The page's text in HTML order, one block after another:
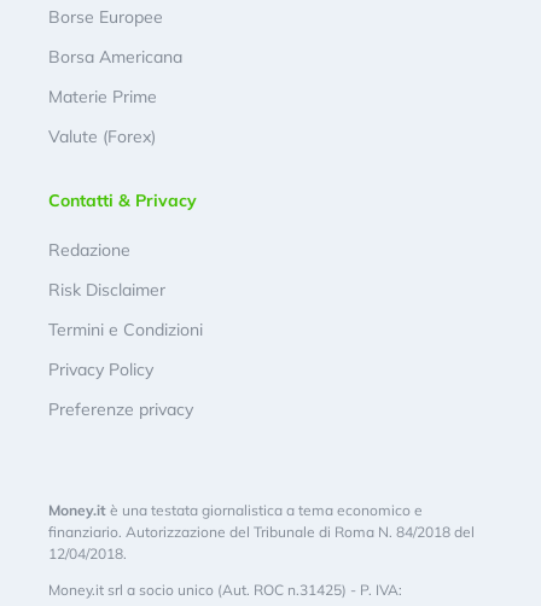
Borse Europee
Borsa Americana
Materie Prime
Valute (Forex)
Contatti & Privacy
Redazione
Risk Disclaimer
Termini e Condizioni
Privacy Policy
Preferenze privacy
Money.it è una testata giornalistica a tema economico e
finanziario. Autorizzazione del Tribunale di Roma N. 84/2018 del
12/04/2018.
Money.it srl a socio unico (Aut. ROC n.31425) - P. IVA: